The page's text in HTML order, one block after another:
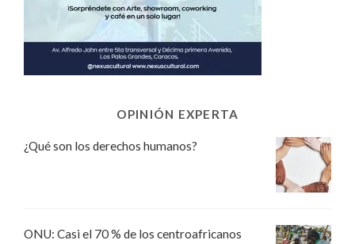
OPINIÓN EXPERTA
¿Qué son los derechos humanos?
ONU: Casi el 70 % de los centroafricanos